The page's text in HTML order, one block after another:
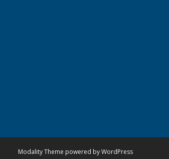
Modality Theme powered byWordPress